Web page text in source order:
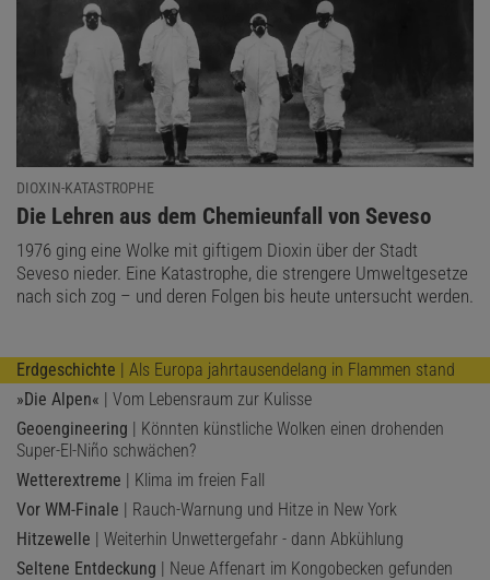
DIOXIN-KATASTROPHE
:
Die Lehren aus dem Chemieunfall von Seveso
1976 ging eine Wolke mit giftigem Dioxin über der Stadt
Seveso nieder. Eine Katastrophe, die strengere Umweltgesetze
nach sich zog – und deren Folgen bis heute untersucht werden.
Erdgeschichte | Als Europa jahrtausendelang in Flammen stand
»Die Alpen« | Vom Lebensraum zur Kulisse
Geoengineering | Könnten künstliche Wolken einen drohenden
Super-El-Niño schwächen?
Wetterextreme | Klima im freien Fall
Vor WM-Finale | Rauch-Warnung und Hitze in New York
Hitzewelle | Weiterhin Unwettergefahr - dann Abkühlung
Seltene Entdeckung | Neue Affenart im Kongobecken gefunden